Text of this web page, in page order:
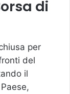
di
per
del
il